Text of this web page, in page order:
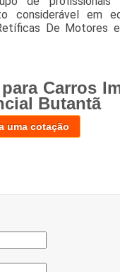
considerável em
De Motores
Carros
Butantã
uma cotação